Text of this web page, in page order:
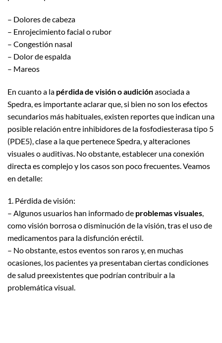
– Dolores de cabeza
– Enrojecimiento facial o rubor
– Congestión nasal
– Dolor de espalda
– Mareos
En cuanto a la pérdida de visión o audiciónasociada a
Spedra, es importante aclarar que, si bien no son los efectos
secundarios más habituales, existen reportes que indican una
posible relación entre inhibidores de la fosfodiesterasa tipo 5
(PDE5), clase a la que pertenece Spedra, y alteraciones
visuales o auditivas. No obstante, establecer una conexión
directa es complejo y los casos son poco frecuentes. Veamos
en detalle:
1. Pérdida de visión:
– Algunos usuarios han informado de problemas visuales,
como visión borrosa o disminución de la visión, tras el uso de
medicamentos para la disfunción eréctil.
– No obstante, estos eventos son raros y, en muchas
ocasiones, los pacientes ya presentaban ciertas condiciones
de salud preexistentes que podrían contribuir a la
problemática visual.